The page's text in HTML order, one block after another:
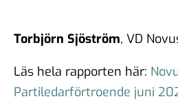
Torbjörn Sjöström, VD
Läs hela rapporten här:
Partiledarförtroende juni